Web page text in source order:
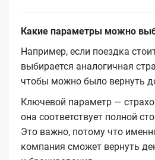
Какие параметры можно
Например, если поездка
выбирается аналогичная
чтобы можно было вернуть
Ключевой параметр —
она соответствует полной
Это важно, потому что
компания сможет вернуть